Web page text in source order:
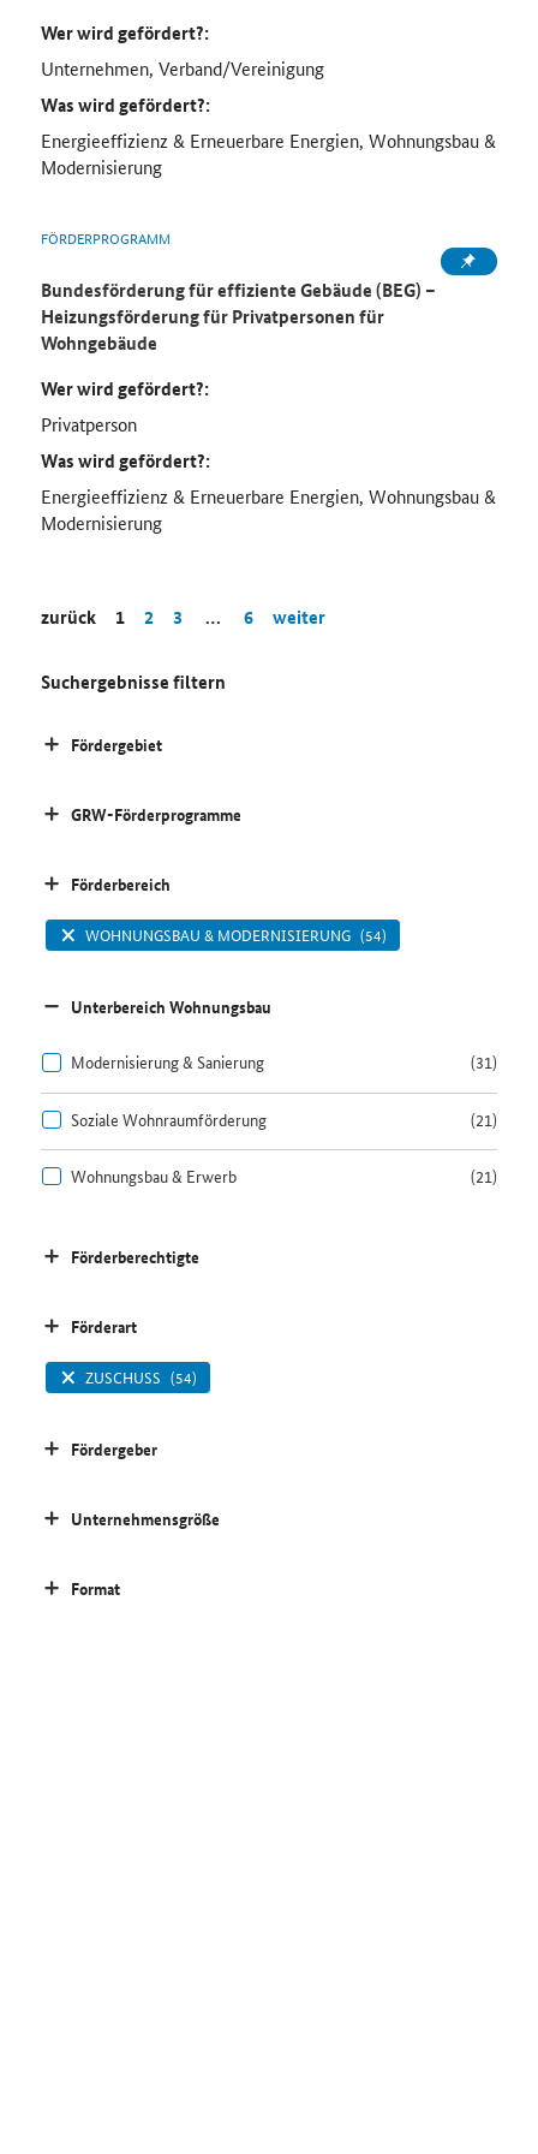
Wer wird gefördert?:
Unternehmen, Verband/Vereinigung
Was wird gefördert?:
Energieeffizienz & Erneuerbare Energien, Wohnungsbau &
Modernisierung
FÖRDERPROGRAMM
Bundesförderung für effiziente Gebäude (BEG) –
Heizungsförderung für Privatpersonen für
Wohngebäude
Wer wird gefördert?:
Privatperson
Was wird gefördert?:
Energieeffizienz & Erneuerbare Energien, Wohnungsbau &
Modernisierung
zurück 1 2 3 … 6 weiter
Suchergebnisse filtern
Fördergebiet
GRW-Förderprogramme
Förderbereich
WOHNUNGSBAU & MODERNISIERUNG (54)
Unterbereich Wohnungsbau
Modernisierung & Sanierung (31)
Soziale Wohnraumförderung (21)
Wohnungsbau & Erwerb (21)
Förderberechtigte
Förderart
ZUSCHUSS (54)
Fördergeber
Unternehmensgröße
Format